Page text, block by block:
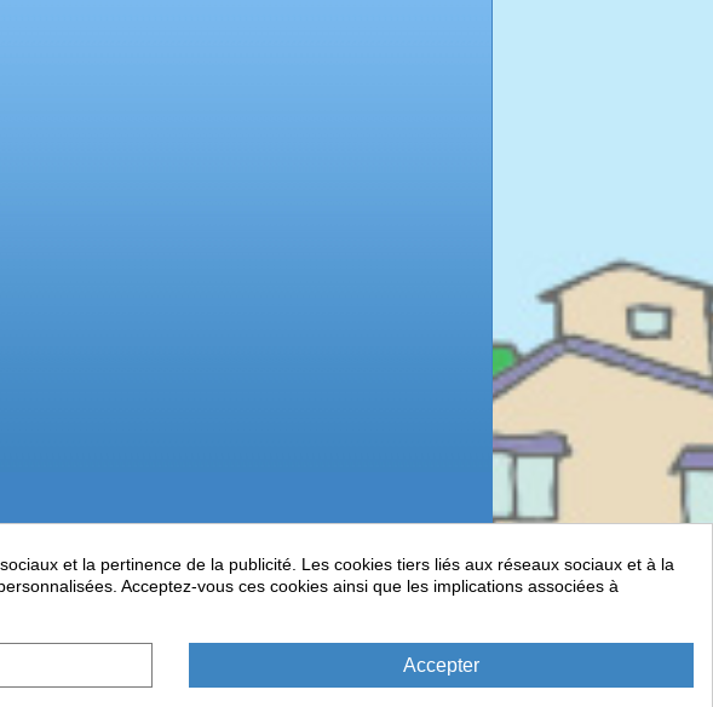
et la pertinence de la publicité. Les cookies tiers liés aux réseaux sociaux et à la
Acceptez-vous ces cookies ainsi que les implications associées à
Accepter